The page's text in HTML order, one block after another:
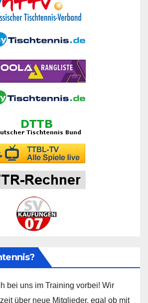
bei uns im Training vorbei! Wir
über neue Mitglieder, egal ob mit